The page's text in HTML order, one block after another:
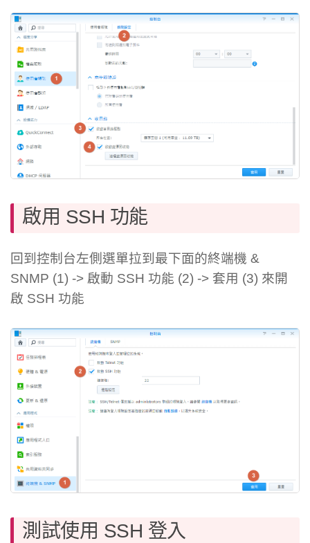
啟用 SSH 功能
回到控制台左側選單拉到最下面的終端機 &
SNMP (1) -> 啟動 SSH 功能 (2) -> 套用 (3) 來開
啟 SSH 功能
測試使用 SSH 登入